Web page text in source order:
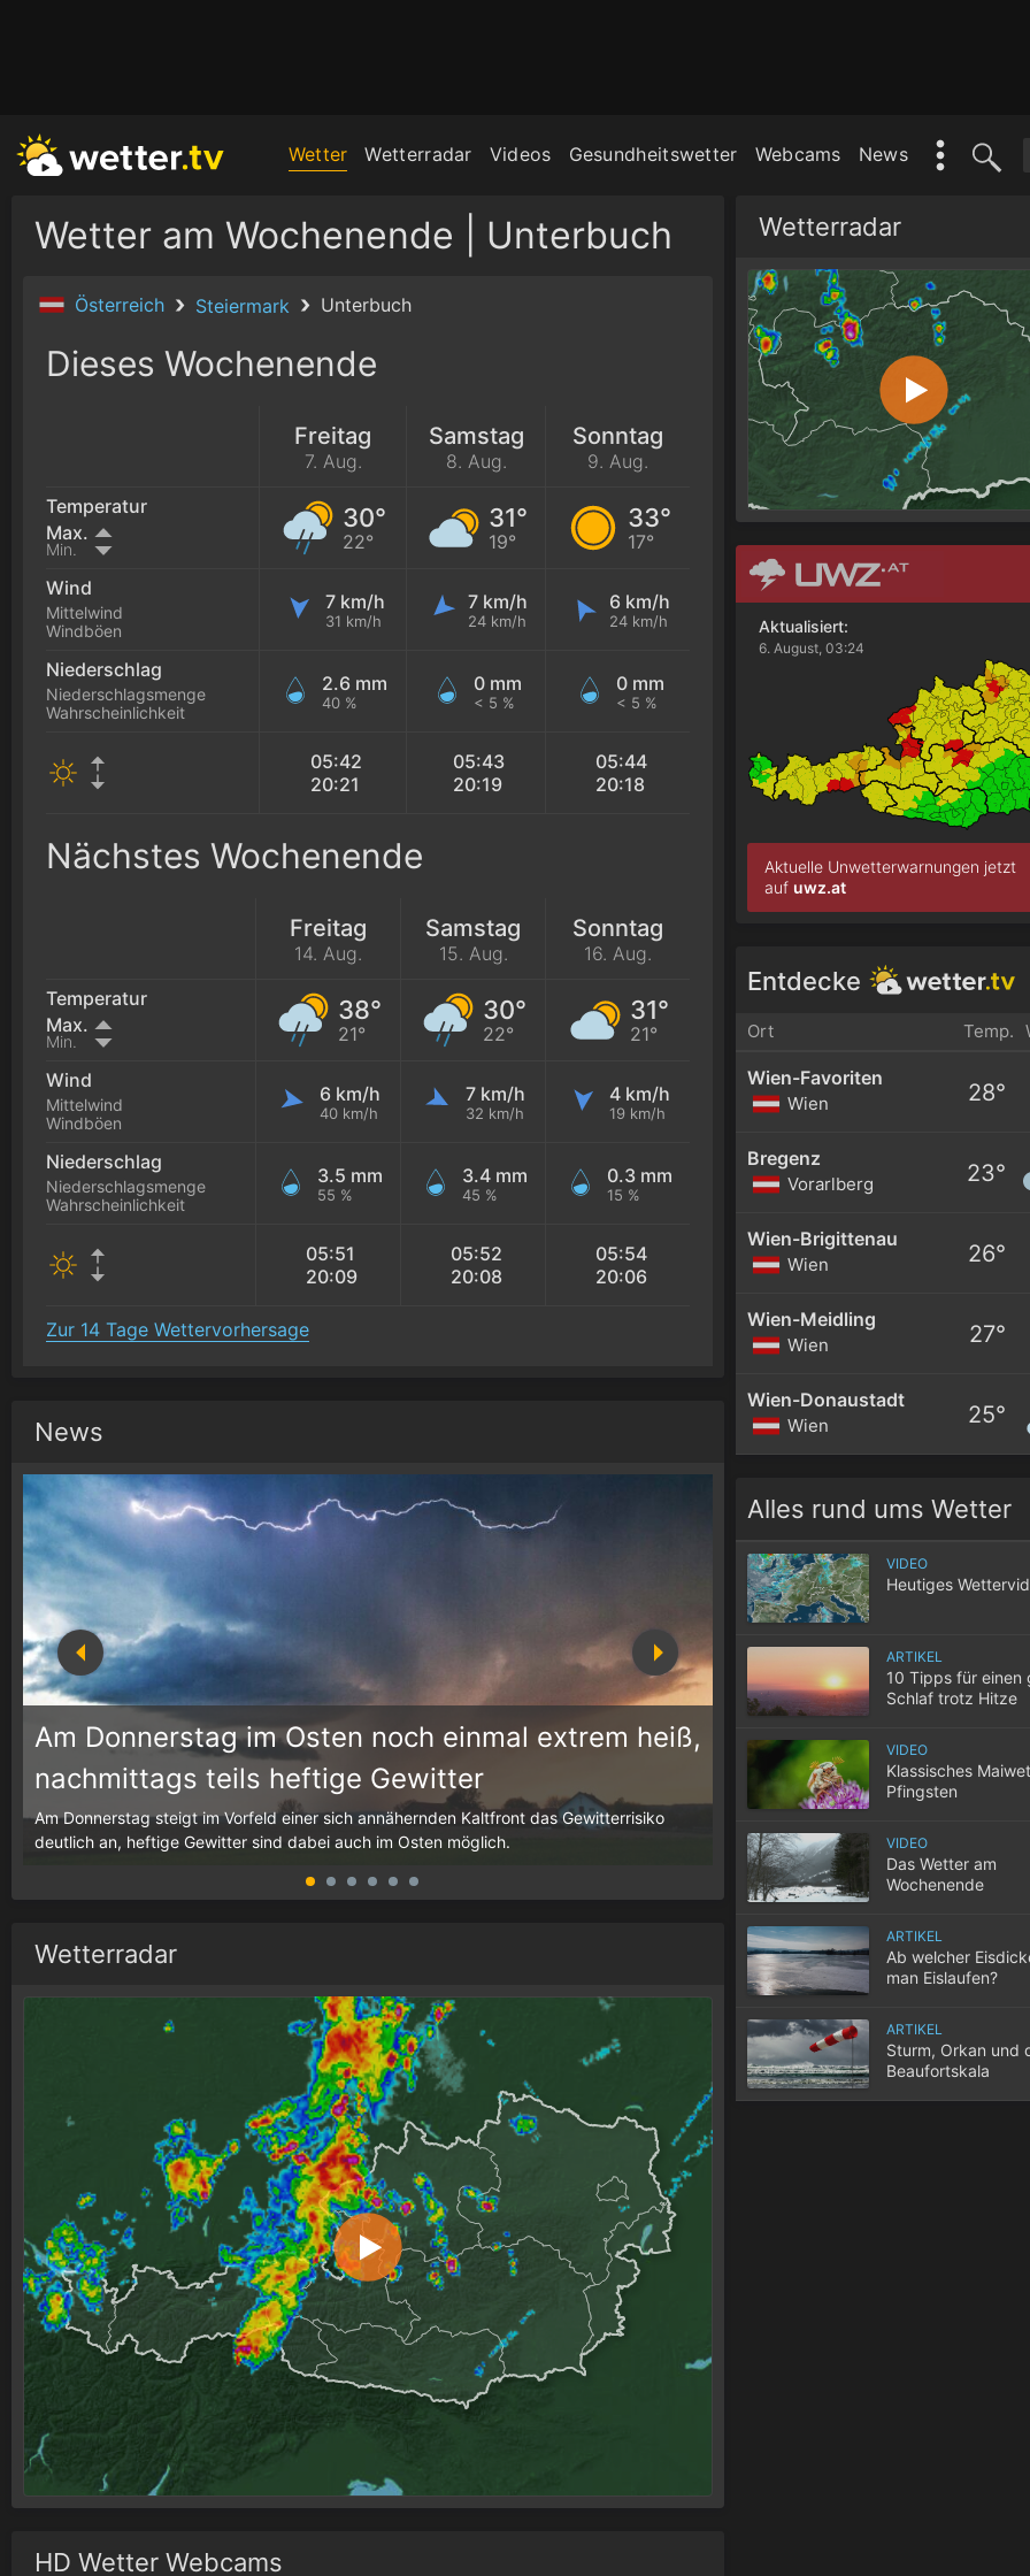
Wetter Wetterradar Videos Gesundheitswetter Webcams News
Wetter am Wochenende | Unterbuch
Österreich Steiermark Unterbuch
Dieses Wochenende
Freitag
7. Aug.
Samstag
8. Aug.
Sonntag
9. Aug.
Temperatur
Max.
Min.
30°
22°
31°
19°
33°
17°
Wind
Mittelwind
Windböen
7 km/h
31 km/h
7 km/h
24 km/h
6 km/h
24 km/h
Niederschlag
Niederschlagsmenge
Wahrscheinlichkeit
2.6 mm
40 %
0 mm
< 5 %
0 mm
< 5 %
05:42
20:21
05:43
20:19
05:44
20:18
Nächstes Wochenende
Freitag
14. Aug.
Samstag
15. Aug.
Sonntag
16. Aug.
Temperatur
Max.
Min.
38°
21°
30°
22°
31°
21°
Wind
Mittelwind
Windböen
6 km/h
40 km/h
7 km/h
32 km/h
4 km/h
19 km/h
Niederschlag
Niederschlagsmenge
Wahrscheinlichkeit
3.5 mm
55 %
3.4 mm
45 %
0.3 mm
15 %
05:51
20:09
05:52
20:08
05:54
20:06
Zur 14 Tage Wettervorhersage
News
Am Donnerstag im Osten noch einmal extrem heiß,
nachmittags teils heftige Gewitter
Am Donnerstag steigt im Vorfeld einer sich annähernden Kaltfront das Gewitterrisiko
deutlich an, heftige Gewitter sind dabei auch im Osten möglich.
10 Tipps für einen
der Wohnung nicht entweicht, wird der
Wetterradar
HD Wetter Webcams
Wetterradar
Aktualisiert:
6. August, 03:24
Aktuelle Unwetterwarnungen jetzt
auf uwz.at
Entdecke
Ort Temp.
Wien-Favoriten
Wien 28°
Bregenz
Vorarlberg 23°
Wien-Brigittenau
Wien 26°
Wien-Meidling
Wien 27°
Wien-Donaustadt
Wien 25°
Alles rund ums Wetter
VIDEO
Heutiges
ARTIKEL
10 Tipps für einen
Schlaf trotz Hitze
VIDEO
Klassisches
Pfingsten
VIDEO
Das Wetter am
Wochenende
ARTIKEL
Ab welcher
man Eislaufen?
ARTIKEL
Sturm, Orkan und
Beaufortskala